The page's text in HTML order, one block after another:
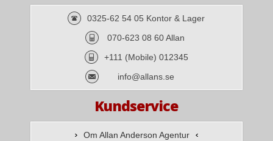
0325-62 54 05 Kontor & Lager
070-623 08 60 Allan
+111 (Mobile) 012345
info@allans.se
Kundservice
Om Allan Anderson Agentur